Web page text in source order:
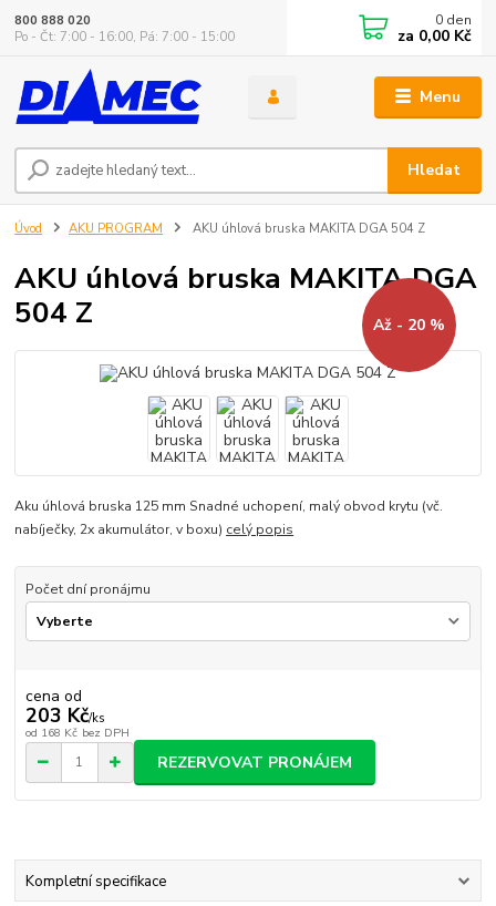
Menu
Hledat
800 888 020
Po - Čt: 7:00 - 16:00, Pá: 7:00 - 15:00
0 den
za 0,00 Kč
Úvod AKU PROGRAM AKU úhlová bruska MAKITA DGA 504 Z
AKU úhlová bruska MAKITA DGA
504 Z
Až - 20 %
Aku úhlová bruska 125 mm Snadné uchopení, malý obvod krytu (vč.
nabíječky, 2x akumulátor, v boxu) celý popis
Počet dní pronájmu
cena od
203 Kč/ks
od 168 Kč bez DPH
REZERVOVAT PRONÁJEM
Kompletní specifikace